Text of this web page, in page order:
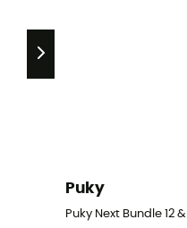
Puky
Puky Next Bundle 12